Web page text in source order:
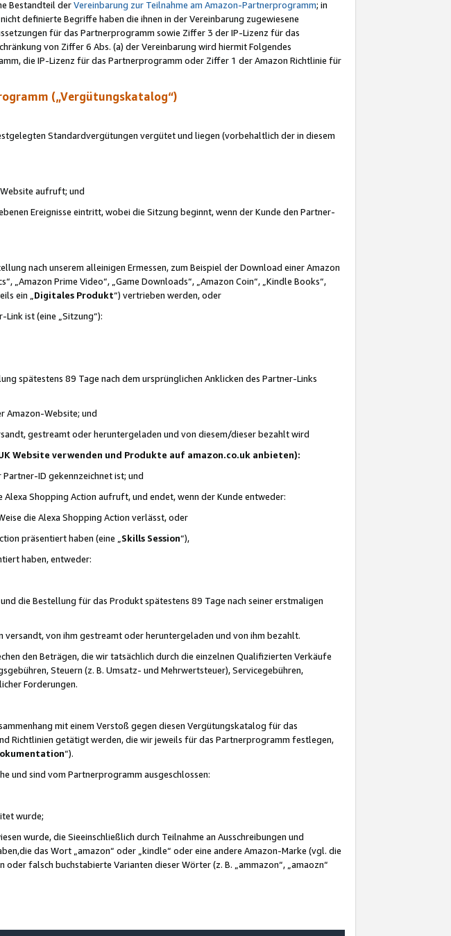
Bestandteil derVereinbarung zur Teilnahme am Amazon-Partnerprogramm; in
definierte Begriffe haben die ihnen in der Vereinbarung zugewiesene
für das Partnerprogramm sowie Ziffer 3 der IP-Lizenz für das
von Ziffer 6 Abs. (a) der Vereinbarung wird hiermit Folgendes
die IP-Lizenz für das Partnerprogramm oder Ziffer 1 der Amazon Richtlinie für
(„Vergütungskatalog“)
Standardvergütungen vergütet und liegen (vorbehaltlich der in diesem
aufruft; und
Ereignisse eintritt, wobei die Sitzung beginnt, wenn der Kunde den Partner-
nach unserem alleinigen Ermessen, zum Beispiel der Download einer Amazon
„Amazon Prime Video“, „Game Downloads“, „Amazon Coin“, „Kindle Books“,
ein „ Digitales Produkt“) vertrieben werden, oder
ist (eine „Sitzung“):
spätestens 89 Tage nach dem ursprünglichen Anklicken des Partner-Links
Amazon-Website; und
gestreamt oder heruntergeladen und von diesem/dieser bezahlt wird
Website verwenden und Produkte auf amazon.co.uk anbieten):
ID gekennzeichnet ist; und
Shopping Action aufruft, und endet, wenn der Kunde entweder:
die Alexa Shopping Action verlässt, oder
präsentiert haben (eine „ Skills Session“),
haben, entweder:
die Bestellung für das Produkt spätestens 89 Tage nach seiner erstmaligen
von ihm gestreamt oder heruntergeladen und von ihm bezahlt.
den Beträgen, die wir tatsächlich durch die einzelnen Qualifizierten Verkäufe
Steuern (z. B. Umsatz- und Mehrwertsteuer), Servicegebühren,
Forderungen.
mit einem Verstoß gegen diesen Vergütungskatalog für das
Richtlinien getätigt werden, die wir jeweils für das Partnerprogramm festlegen,
“).
und sind vom Partnerprogramm ausgeschlossen:
wurde;
wurde, die Sieeinschließlich durch Teilnahme an Ausschreibungen und
das Wort „amazon“ oder „kindle“ oder eine andere Amazon-Marke (vgl. die
falsch buchstabierte Varianten dieser Wörter (z. B. „ammazon“, „amaozn“